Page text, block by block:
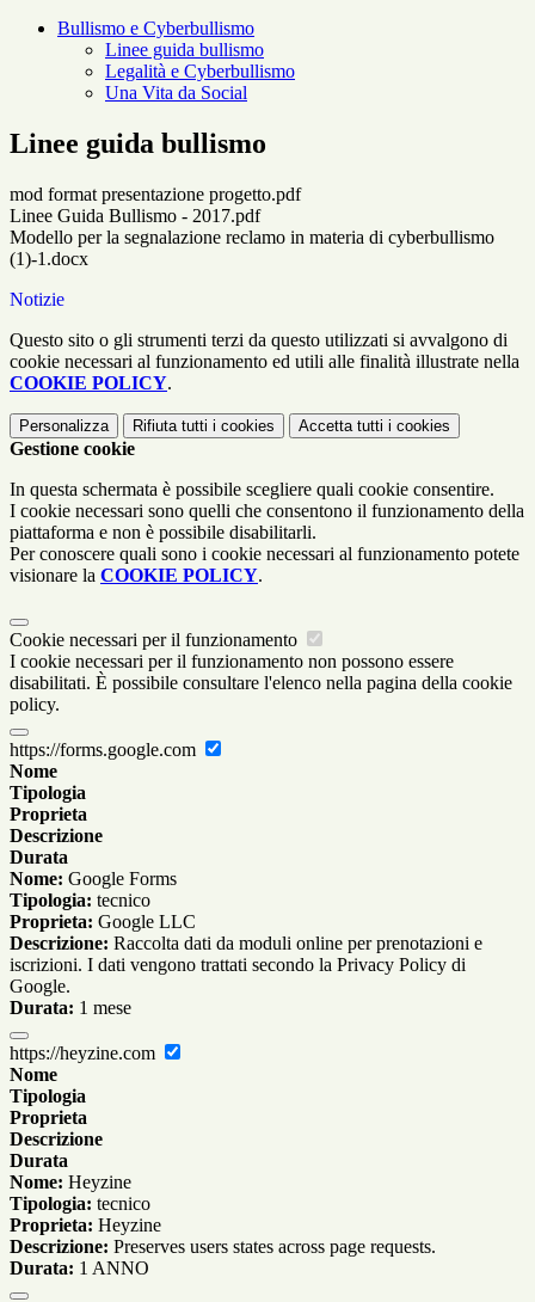
Bullismo e Cyberbullismo
Linee guida bullismo
Legalità e Cyberbullismo
Una Vita da Social
Linee guida bullismo
mod format presentazione progetto.pdf
Linee Guida Bullismo - 2017.pdf
Modello per la segnalazione reclamo in materia di cyberbullismo
(1)-1.docx
Notizie
Questo sito o gli strumenti terzi da questo utilizzati si avvalgono di
cookie necessari al funzionamento ed utili alle finalità illustrate nella
COOKIE POLICY.
Personalizza Rifiuta tutti i cookies Accetta tutti i cookies
Gestione cookie
In questa schermata è possibile scegliere quali cookie consentire.
I cookie necessari sono quelli che consentono il funzionamento della
piattaforma e non è possibile disabilitarli.
Per conoscere quali sono i cookie necessari al funzionamento potete
visionare la COOKIE POLICY.
Cookie necessari per il funzionamento
I cookie necessari per il funzionamento non possono essere
disabilitati. È possibile consultare l'elenco nella pagina della cookie
policy.
https://forms.google.com
Nome
Tipologia
Proprieta
Descrizione
Durata
Nome: Google Forms
Tipologia: tecnico
Proprieta: Google LLC
Descrizione: Raccolta dati da moduli online per prenotazioni e
iscrizioni. I dati vengono trattati secondo la Privacy Policy di
Google.
Durata: 1 mese
https://heyzine.com
Nome
Tipologia
Proprieta
Descrizione
Durata
Nome: Heyzine
Tipologia: tecnico
Proprieta: Heyzine
Descrizione: Preserves users states across page requests.
Durata: 1 ANNO